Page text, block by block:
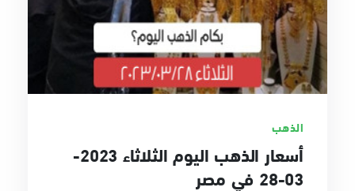
الذهب
أسعار الذهب اليوم الثلاثاء 2023-
03-28 في مصر